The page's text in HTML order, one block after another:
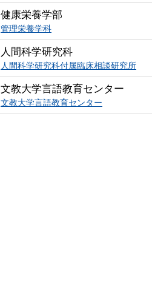
健康栄養学部
管理栄養学科
人間科学研究科
人間科学研究科付属臨床相談研究所
文教大学言語教育センター
文教大学言語教育センター